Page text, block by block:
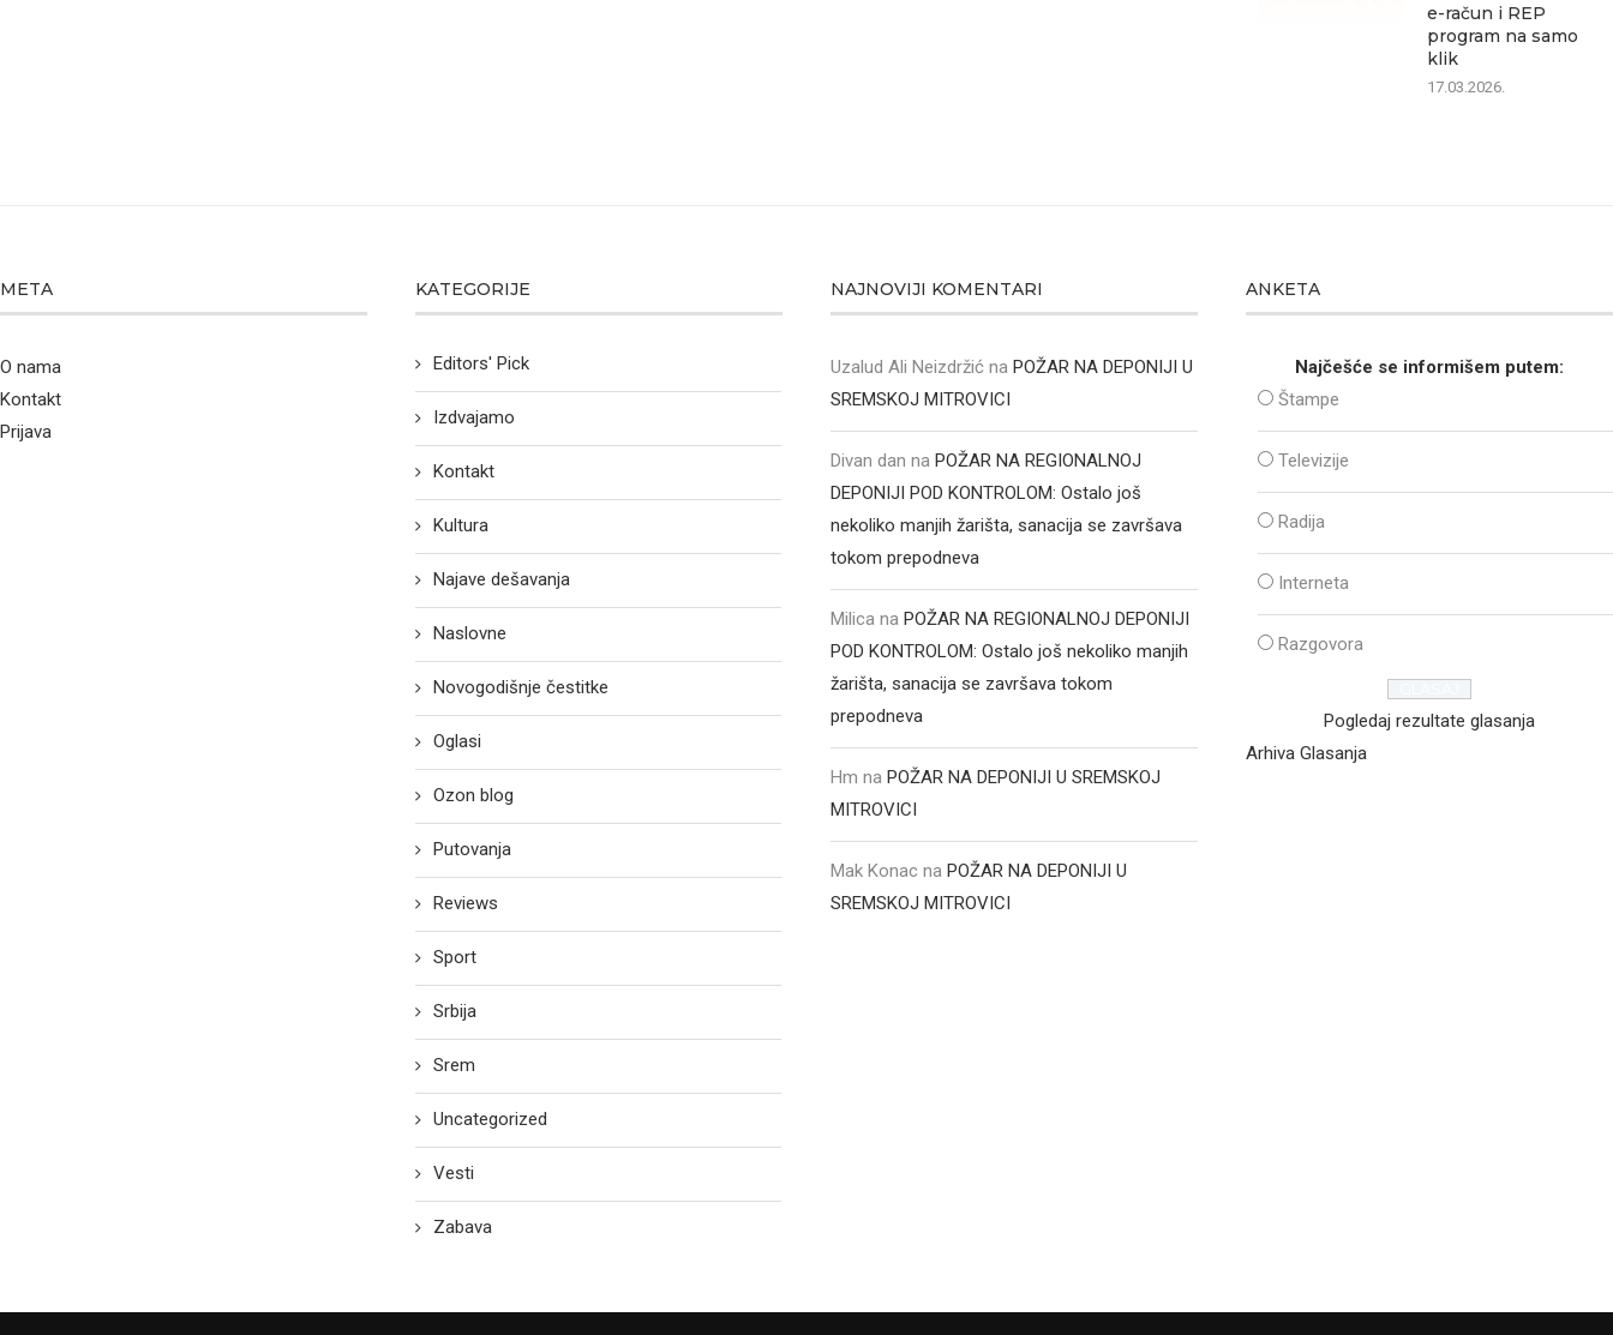
e-račun i REP
program na samo
klik
17.03.2026.
META
O nama
Kontakt
Prijava
KATEGORIJE
Editors' Pick
Izdvajamo
Kontakt
Kultura
Najave dešavanja
Naslovne
Novogodišnje čestitke
Oglasi
Ozon blog
Putovanja
Reviews
Sport
Srbija
Srem
Uncategorized
Vesti
Zabava
NAJNOVIJI KOMENTARI
Uzalud Ali Neizdržić naPOŽAR NA DEPONIJI U
SREMSKOJ MITROVICI
Divan dan naPOŽAR NA REGIONALNOJ
DEPONIJI POD KONTROLOM: Ostalo još
nekoliko manjih žarišta, sanacija se završava
tokom prepodneva
Milica naPOŽAR NA REGIONALNOJ DEPONIJI
POD KONTROLOM: Ostalo još nekoliko manjih
žarišta, sanacija se završava tokom
prepodneva
Hm naPOŽAR NA DEPONIJI U SREMSKOJ
MITROVICI
Mak Konac naPOŽAR NA DEPONIJI U
SREMSKOJ MITROVICI
ANKETA
Najčešće se informišem putem:
Štampe
Televizije
Radija
Interneta
Razgovora
Pogledaj rezultate glasanja
Arhiva Glasanja